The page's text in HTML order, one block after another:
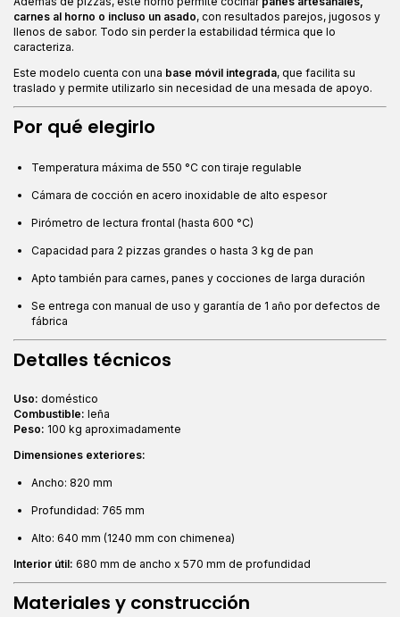
carnes al horno o incluso un asado, con resultados parejos, jugosos y
llenos de sabor. Todo sin perder la estabilidad térmica que lo
caracteriza.
Este modelo cuenta con una base móvil integrada, que facilita su
traslado y permite utilizarlo sin necesidad de una mesada de apoyo.
Por qué elegirlo
Temperatura máxima de 550 °C con tiraje regulable
Cámara de cocción en acero inoxidable de alto espesor
Pirómetro de lectura frontal (hasta 600 °C)
Capacidad para 2 pizzas grandes o hasta 3 kg de pan
Apto también para carnes, panes y cocciones de larga duración
Se entrega con manual de uso y garantía de 1 año por defectos de
fábrica
Detalles técnicos
Uso: doméstico
Combustible: leña
Peso: 100 kg aproximadamente
Dimensiones exteriores:
Ancho: 820 mm
Profundidad: 765 mm
Alto: 640 mm (1240 mm con chimenea)
Interior útil: 680 mm de ancho x 570 mm de profundidad
Materiales y construcción